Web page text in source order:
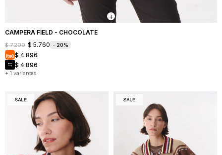
CAMPERA FIELD - CHOCOLATE
+ 1 variantes
$ 7.200 $ 5.760 20
$ 4.896
$ 4.896